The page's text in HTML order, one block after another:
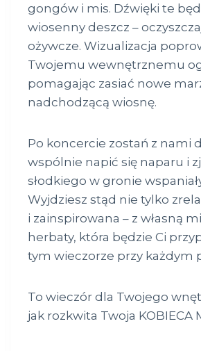
gongów i mis. Dźwięki te
wiosenny deszcz –
ożywcze. Wizualizacja
Twojemu wewnętrznemu
pomagając zasiać nowe
nadchodzącą wiosnę.
Po koncercie zostań z nami
wspólnie napić się naparu i
słodkiego w gronie
Wyjdziesz stąd nie tylko
i zainspirowana – z własną
herbaty, która będzie Ci
tym wieczorze przy każdym
To wieczór dla Twojego
jak rozkwita Twoja KOBIECA